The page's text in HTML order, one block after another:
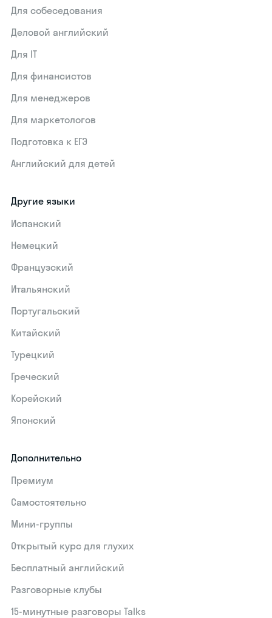
Для собеседования
Деловой английский
Для IT
Для финансистов
Для менеджеров
Для маркетологов
Подготовка к ЕГЭ
Английский для детей
Другие языки
Испанский
Немецкий
Французский
Итальянский
Португальский
Китайский
Турецкий
Греческий
Корейский
Японский
Дополнительно
Премиум
Самостоятельно
Мини-группы
Открытый курс для глухих
Бесплатный английский
Разговорные клубы
15‑минутные разговоры Talks